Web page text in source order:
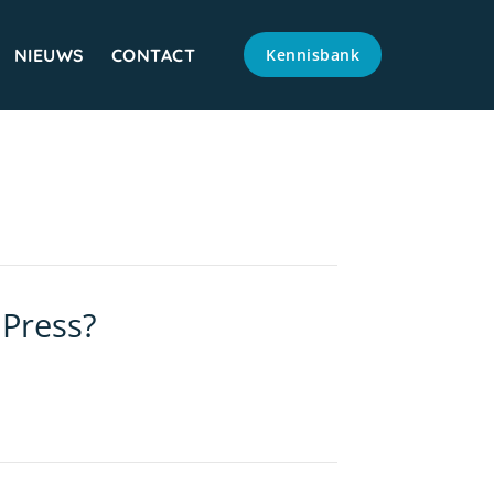
NIEUWS CONTACT Kennisbank